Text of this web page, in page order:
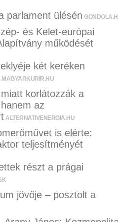
parlament ülésén
és Kelet-európai
működését
két keréken
MAGYARKURIR.HU
korlátozzák a
az
ALTERNATIVENERGIA.HU
is elérte:
teljesítményét
részt a prágai
jövője – posztolt a